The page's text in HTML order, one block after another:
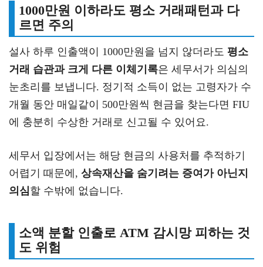
1000만원 이하라도 평소 거래패턴과 다
르면 주의
설사 하루 인출액이 1000만원을 넘지 않더라도 평소
거래 습관과 크게 다른 이체기록은 세무서가 의심의
눈초리를 보냅니다. 정기적 소득이 없는 고령자가 수
개월 동안 매일같이 500만원씩 현금을 찾는다면 FIU
에 충분히 수상한 거래로 신고될 수 있어요.
세무서 입장에서는 해당 현금의 사용처를 추적하기
어렵기 때문에, 상속재산을 숨기려는 증여가 아닌지
의심 할 수밖에 없습니다.
소액 분할 인출로 ATM 감시망 피하는 것
도 위험